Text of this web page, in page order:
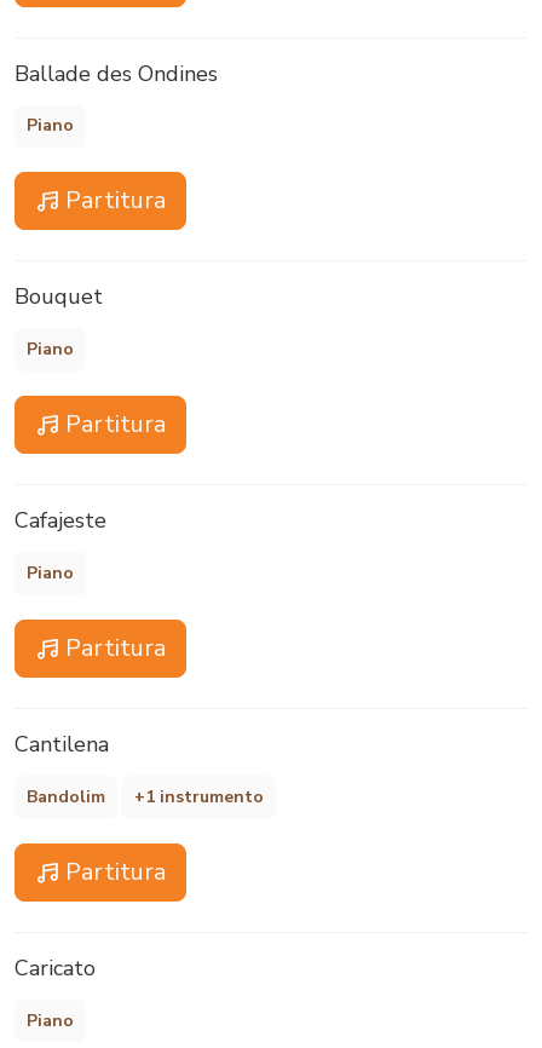
Ballade des Ondines
Piano
Partitura
Bouquet
Piano
Partitura
Cafajeste
Piano
Partitura
Cantilena
Bandolim +1 instrumento
Partitura
Caricato
Piano